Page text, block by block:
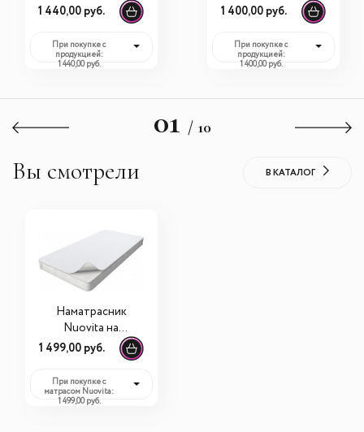
100х70 см
1 440,00 руб.
При покупке с
продукцией:
1 440,00 руб.
1 400,00 руб.
При покупке с
продукцией:
1 400,00 руб.
01 / 10
Вы смотрели В КАТАЛОГ
Наматрасник
Nuovita на
резинках Фланель
1 499,00 руб.
При покупке с
матрасом Nuovita:
1 499,00 руб.